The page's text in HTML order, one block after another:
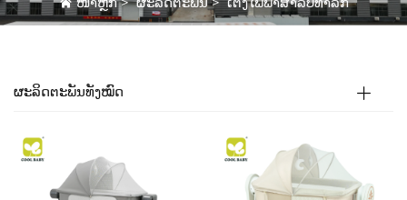
ຜະລິດຕະພັນທັງໝົດ